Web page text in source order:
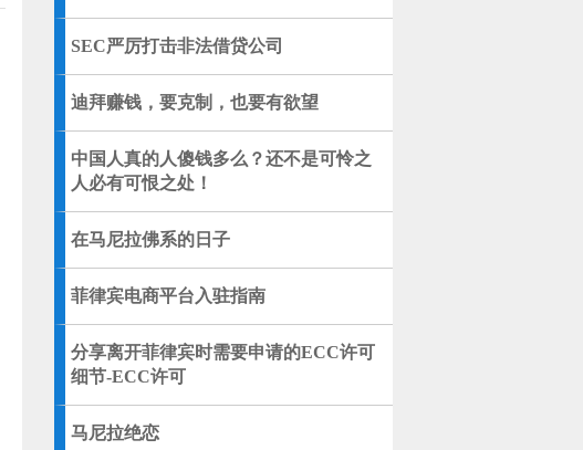
SEC严厉打击非法借贷公司
迪拜赚钱，要克制，也要有欲望
中国人真的人傻钱多么？还不是可怜之
人必有可恨之处！
在马尼拉佛系的日子
菲律宾电商平台入驻指南
分享离开菲律宾时需要申请的ECC许可
细节-ECC许可
马尼拉绝恋